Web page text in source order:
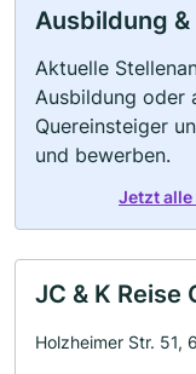
Ausbildung &
Aktuelle
Ausbildung oder
Quereinsteiger
und bewerben.
Jetzt alle
JC & K Reise
Holzheimer Str. 51,